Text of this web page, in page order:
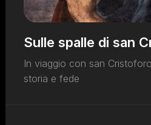
Sulle spalle di san
In viaggio con san
storia e fede